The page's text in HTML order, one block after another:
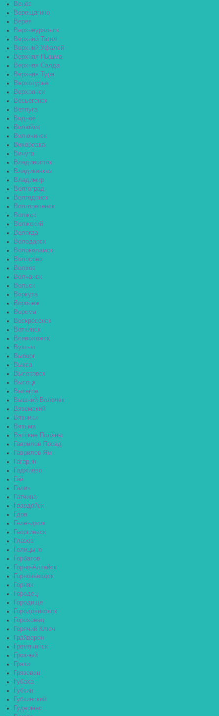
Венёв
Верещагино
Верея
Верхнеуральск
Верхний Тагил
Верхний Уфалей
Верхняя Пышма
Верхняя Салда
Верхняя Тура
Верхотурье
Верхоянск
Весьегонск
Ветлуга
Видное
Вилюйск
Вилючинск
Вихоревка
Вичуга
Владивосток
Владикавказ
Владимир
Волгоград
Волгодонск
Волгореченск
Волжск
Волжский
Вологда
Володарск
Волоколамск
Волосово
Волхов
Волчанск
Вольск
Воркута
Воронеж
Ворсма
Воскресенск
Воткинск
Всеволожск
Вуктыл
Выборг
Выкса
Высоковск
Высоцк
Вытегра
Вышний Волочёк
Вяземский
Вязники
Вязьма
Вятские Поляны
Гаврилов Посад
Гаврилов-Ям
Гагарин
Гаджиево
Гай
Галич
Гатчина
Гвардейск
Гдов
Геленджик
Георгиевск
Глазов
Голицыно
Горбатов
Горно-Алтайск
Горнозаводск
Горняк
Городец
Городище
Городовиковск
Гороховец
Горячий Ключ
Грайворон
Гремячинск
Грозный
Грязи
Грязовец
Губаха
Губкин
Губкинский
Гудермес